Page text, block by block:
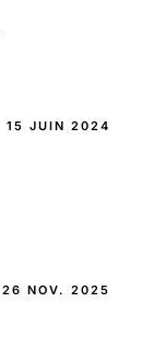
15 JUIN 2024
26 NOV. 2025